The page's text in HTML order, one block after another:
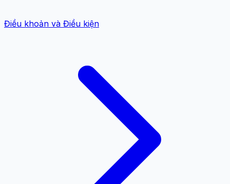
Điều khoản và Điều kiện